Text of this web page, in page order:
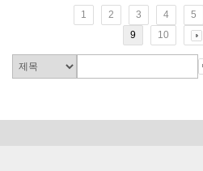
1 2 3 4 5
9
10